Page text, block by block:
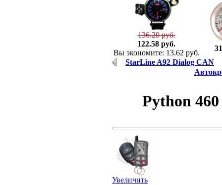
136.20 руб.
122.58 руб.
Вы экономите: 13.62 руб.
StarLine A92 Dialog CAN
Python
Увеличить